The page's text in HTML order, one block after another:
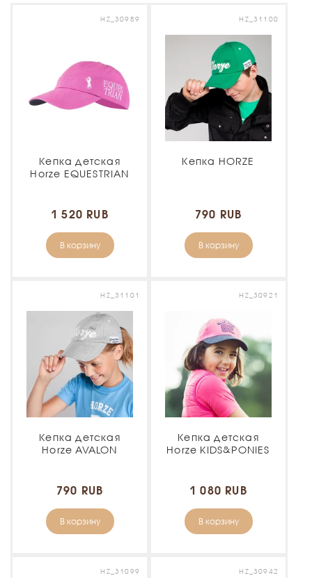
HZ_30989
Кепка детская
Horze EQUESTRIAN
1 520 RUB
В корзину
HZ_31100
Кепка HORZE
790 RUB
В корзину
HZ_31101
Кепка детская
Horze AVALON
790 RUB
В корзину
HZ_30921
Кепка детская
Horze KIDS&PONIES
1 080 RUB
В корзину
HZ_31099 HZ_30942